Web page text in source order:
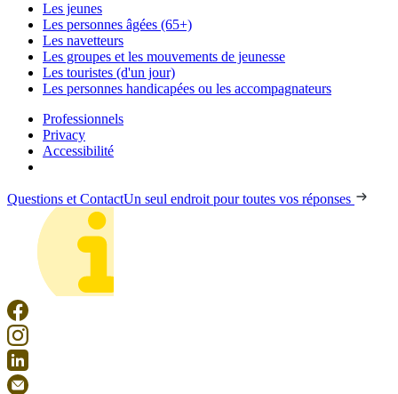
Les jeunes
Les personnes âgées (65+)
Les navetteurs
Les groupes et les mouvements de jeunesse
Les touristes (d'un jour)
Les personnes handicapées ou les accompagnateurs
Professionnels
Privacy
Accessibilité
Questions et ContactUn seul endroit pour toutes vos réponses